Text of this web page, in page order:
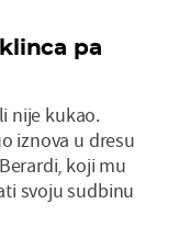
pa
nije kukao.
iznova u dresu
koji mu
svoju sudbinu